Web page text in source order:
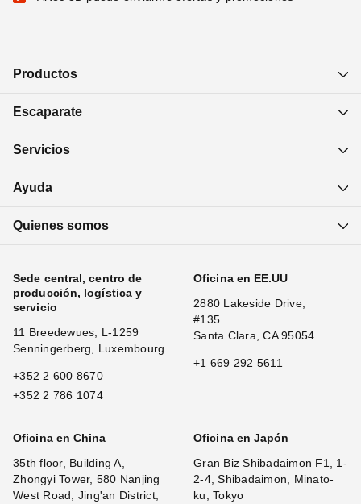
Productos
Escaparate
Servicios
Ayuda
Quienes somos
Sede central, centro de
producción, logística y
servicio
11 Breedewues, L-1259
Senningerberg, Luxembourg
+352 2 600 8670
+352 2 786 1074
Oficina en EE.UU
2880 Lakeside Drive,
#135
Santa Clara, CA 95054
+1 669 292 5611
Oficina en China
35th floor, Building A,
Zhongyi Tower, 580 Nanjing
West Road, Jing'an District,
Oficina en Japón
Gran Biz Shibadaimon F1, 1-
2-4, Shibadaimon, Minato-
ku, Tokyo